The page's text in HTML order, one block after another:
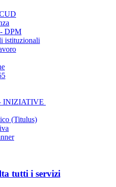
DPM
istituzionali
INIZIATIVE
(Titulus)
tutti i servizi